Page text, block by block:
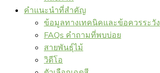
คำแนะนำที่สำคัญ
ข้อมูลทางเทคนิคและข้อควรระวัง
FAQs คำถามที่พบบ่อย
สายพันธุ์ไม้
วิดีโอ